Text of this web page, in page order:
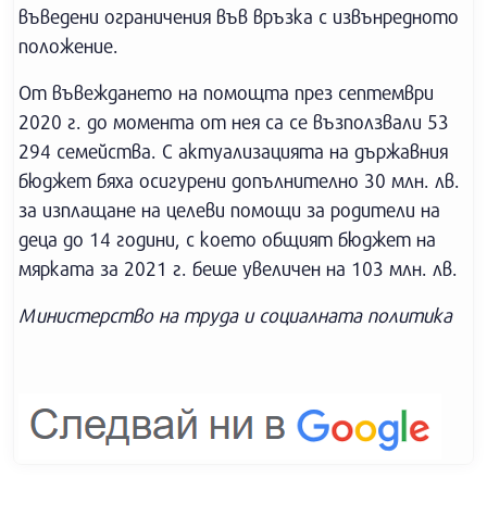
въведени ограничения във връзка с извънредното
положение.
От въвеждането на помощта през септември
2020 г. до момента от нея са се възползвали 53
294 семейства. С актуализацията на държавния
бюджет бяха осигурени допълнително 30 млн. лв.
за изплащане на целеви помощи за родители на
деца до 14 години, с което общият бюджет на
мярката за 2021 г. беше увеличен на 103 млн. лв.
Министерство на труда и социалната политика